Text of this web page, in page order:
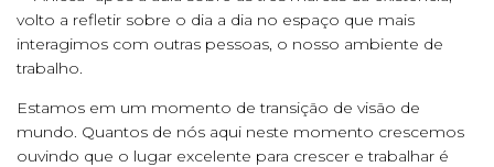
volto a refletir sobre o dia a dia no espaço que mais
interagimos com outras pessoas, o nosso ambiente de
trabalho.
Estamos em um momento de transição de visão de
mundo. Quantos de nós aqui neste momento crescemos
ouvindo que o lugar excelente para crescer e trabalhar é